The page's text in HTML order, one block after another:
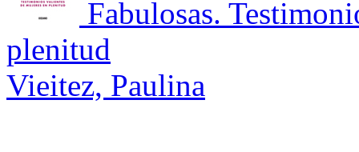
Fabulosas.
plenitud
Vieitez, Paulina